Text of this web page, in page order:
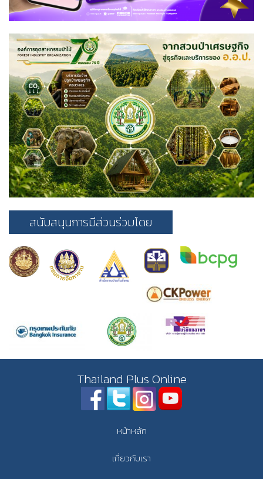
สนับสนุนการมีส่วนร่วมโดย
Thailand Plus Online
หน้าหลัก
เกี่ยวกับเรา